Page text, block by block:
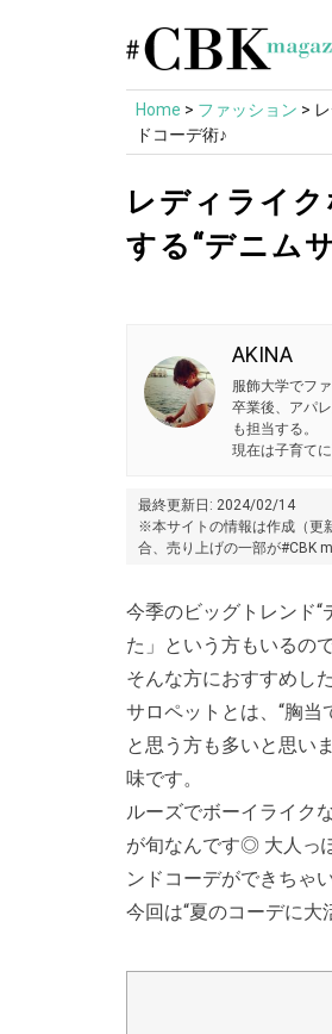
content
Home > ファッション >
ドコーデ術♪
レディライ
する“デニム
AKINA
服飾大学でフ
卒業後、アパ
も担当する。
現在は子育てに
最終更新日: 2024/02/14
※本サイトの情報は作成（更
合、売り上げの一部が#CBK
今季のビッグトレンド
た」という方もいるの
そんな方におすすめし
サロペットとは、“胸当
と思う方も多いと思い
味です。
ルーズでボーイライク
が旬なんです◎ 大人っ
ンドコーデができちゃ
今回は“夏のコーデに大